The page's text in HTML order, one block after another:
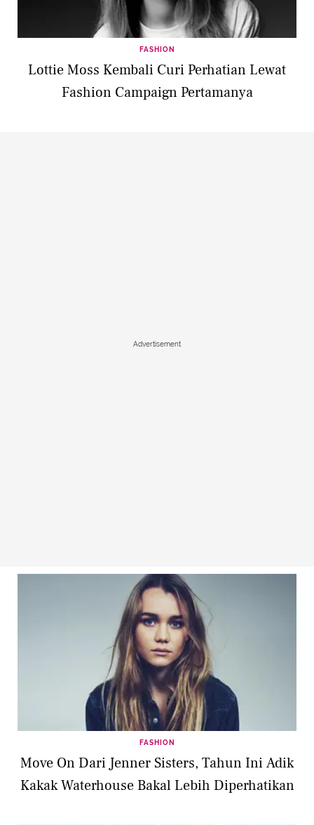
FASHION
Lottie Moss Kembali Curi Perhatian Lewat
Fashion Campaign Pertamanya
Advertisement
FASHION
Move On Dari Jenner Sisters, Tahun Ini Adik
Kakak Waterhouse Bakal Lebih Diperhatikan